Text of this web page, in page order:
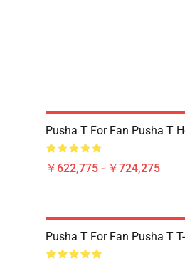
Pusha T For Fan Pusha T
￥622,775 - ￥724,275
Pusha T For Fan Pusha T